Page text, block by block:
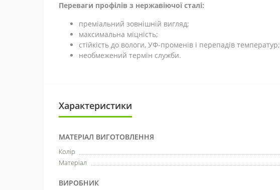
Переваги профілів з нержавіючої сталі:
преміальний зовнішній вигляд;
максимальна міцність;
стійкість до вологи, УФ-променів і перепадів температур;
необмежений термін служби.
Характеристики
МАТЕРІАЛ ВИГОТОВЛЕННЯ
Колір
Матеріал
ВИРОБНИК